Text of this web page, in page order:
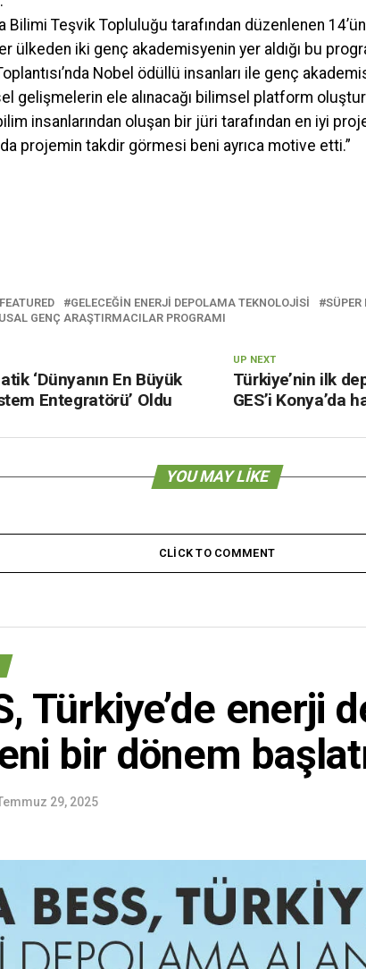
Bilimi Teşvik Topluluğu tarafından düzenlenen
ülkeden iki genç akademisyenin yer aldığı bu
Nobel ödüllü insanları ile genç
gelişmelerin ele alınacağı bilimsel platform
insanlarından oluşan bir jüri tarafından en iyi
projemin takdir görmesi beni ayrıca motive etti.”
FEATURED GELECEĞIN ENERJI DEPOLAMA TEKNOLOJISI
SÜPER
GENÇ ARAŞTIRMACILAR PROGRAMI
UP NEXT
Türkiye’nin ilk
GES’i Konya’da
‘Dünyanın En Büyük
Entegratörü’ Oldu
YOU MAY LIKE
CLICK TO COMMENT
Türkiye’de enerji
bir dönem
29, 2025